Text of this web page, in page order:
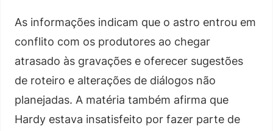
As informações indicam que o astro entrou em
conflito com os produtores ao chegar
atrasado às gravações e oferecer sugestões
de roteiro e alterações de diálogos não
planejadas. A matéria também afirma que
Hardy estava insatisfeito por fazer parte de